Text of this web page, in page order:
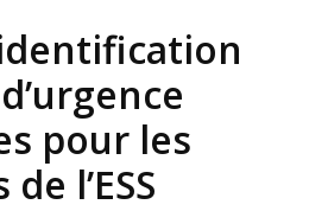
pour les
l’ESS